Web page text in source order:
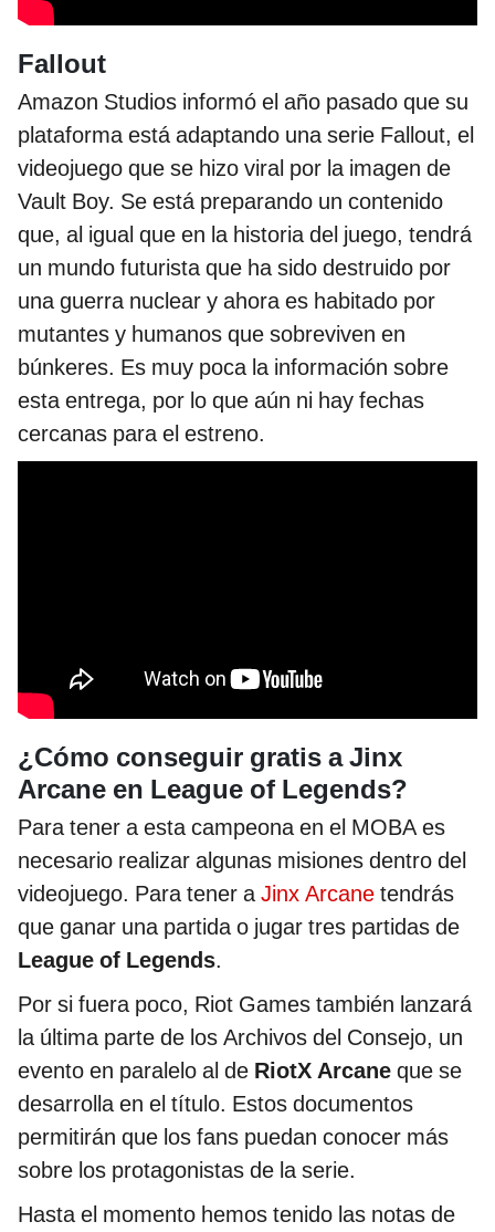
Fallout
Amazon Studios informó el año pasado que su
plataforma está adaptando una serie Fallout, el
videojuego que se hizo viral por la imagen de
Vault Boy. Se está preparando un contenido
que, al igual que en la historia del juego, tendrá
un mundo futurista que ha sido destruido por
una guerra nuclear y ahora es habitado por
mutantes y humanos que sobreviven en
búnkeres. Es muy poca la información sobre
esta entrega, por lo que aún ni hay fechas
cercanas para el estreno.
¿Cómo conseguir gratis a Jinx
Arcane en League of Legends?
Para tener a esta campeona en el MOBA es
necesario realizar algunas misiones dentro del
videojuego. Para tener a Jinx Arcane tendrás
que ganar una partida o jugar tres partidas de
League of Legends.
Por si fuera poco, Riot Games también lanzará
la última parte de los Archivos del Consejo, un
evento en paralelo al de RiotX Arcane que se
desarrolla en el título. Estos documentos
permitirán que los fans puedan conocer más
sobre los protagonistas de la serie.
Hasta el momento hemos tenido las notas de